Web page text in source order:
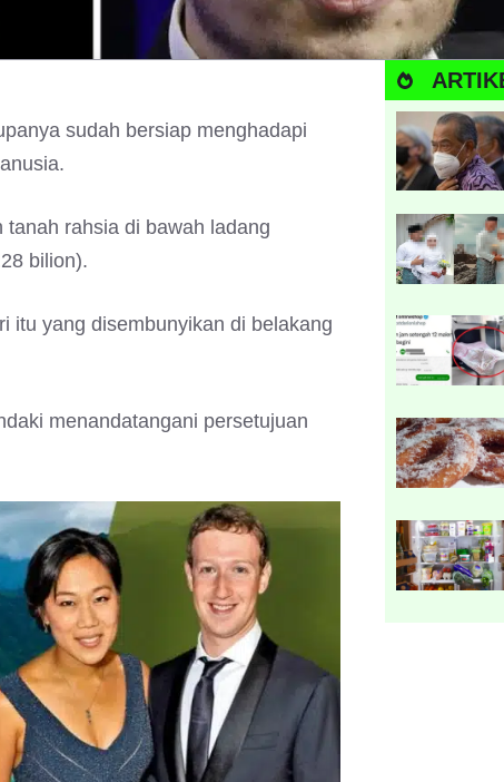
sudah bersiap menghadapi
rahsia di bawah ladang
bilion).
itu yang disembunyikan di belakang
menandatangani persetujuan